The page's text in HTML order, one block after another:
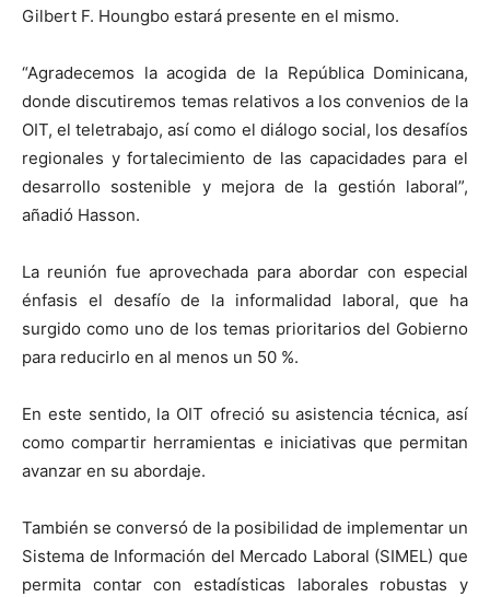
Gilbert F. Houngbo estará presente en el mismo.
“Agradecemos la acogida de la República Dominicana,
donde discutiremos temas relativos a los convenios de la
OIT, el teletrabajo, así como el diálogo social, los desafíos
regionales y fortalecimiento de las capacidades para el
desarrollo sostenible y mejora de la gestión laboral”,
añadió Hasson.
La reunión fue aprovechada para abordar con especial
énfasis el desafío de la informalidad laboral, que ha
surgido como uno de los temas prioritarios del Gobierno
para reducirlo en al menos un 50 %.
En este sentido, la OIT ofreció su asistencia técnica, así
como compartir herramientas e iniciativas que permitan
avanzar en su abordaje.
También se conversó de la posibilidad de implementar un
Sistema de Información del Mercado Laboral (SIMEL) que
permita contar con estadísticas laborales robustas y